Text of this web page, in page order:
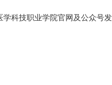
科技职业学院官网及公众号